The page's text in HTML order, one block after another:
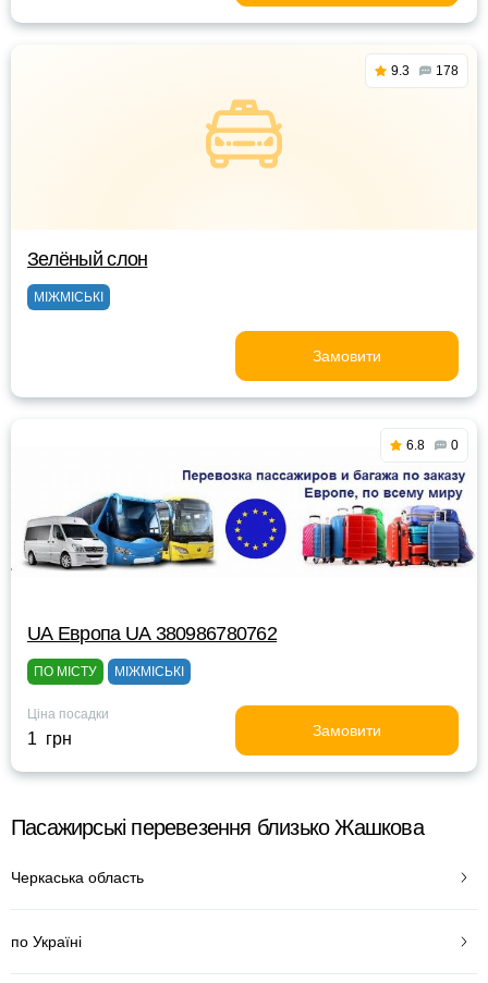
9.3 178
Зелёный слон
МІЖМІСЬКІ
Замовити
6.8 0
UА Европа UА 380986780762
ПО МІСТУ МІЖМІСЬКІ
Ціна посадки
1 грн Замовити
Пасажирські перевезення близько Жашкова
Черкаська область
по Україні